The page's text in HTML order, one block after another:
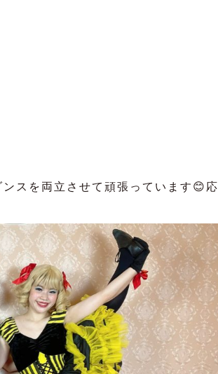
スを両立させて頑張っています😊応